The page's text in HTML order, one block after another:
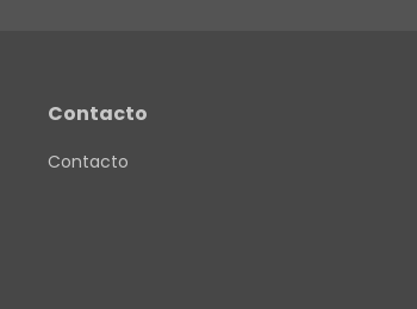
Contacto
Contacto